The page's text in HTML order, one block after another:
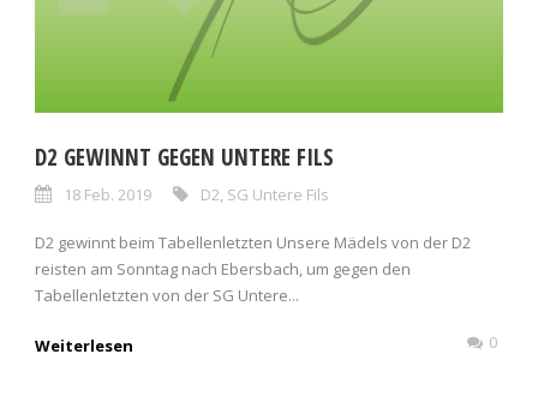
D2 GEWINNT GEGEN UNTERE FILS
18 Feb. 2019 D2 SG Untere Fils
D2 gewinnt beim Tabellenletzten Unsere Mädels von der D2
reisten am Sonntag nach Ebersbach, um gegen den
Tabellenletzten von der SG Untere...
Weiterlesen 0